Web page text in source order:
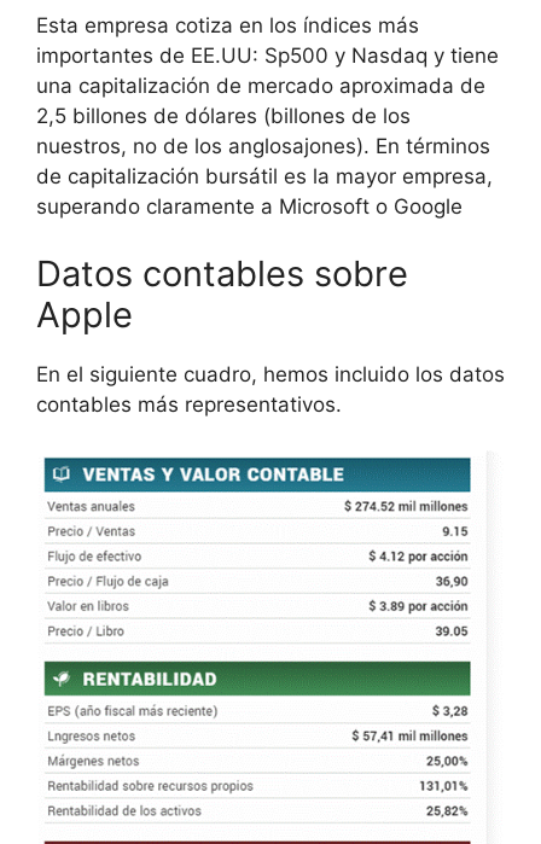
Esta empresa cotiza en los índices más
importantes de EE.UU: Sp500 y Nasdaq y tiene
una capitalización de mercado aproximada de
2,5 billones de dólares (billones de los
nuestros, no de los anglosajones). En términos
de capitalización bursátil es la mayor empresa,
superando claramente a Microsoft o Google
Datos contables sobre
Apple
En el siguiente cuadro, hemos incluido los datos
contables más representativos.